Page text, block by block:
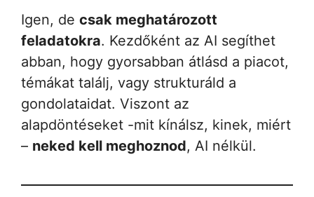
Igen, de csak meghatározott
feladatokra. Kezdőként az AI segíthet
abban, hogy gyorsabban átlásd a piacot,
témákat találj, vagy strukturáld a
gondolataidat. Viszont az
alapdöntéseket -mit kínálsz, kinek, miért
– neked kell meghoznod, AI nélkül.